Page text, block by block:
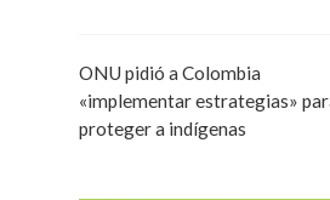
ONU pidió a Colombia
«implementar estrategias»
proteger a indígenas